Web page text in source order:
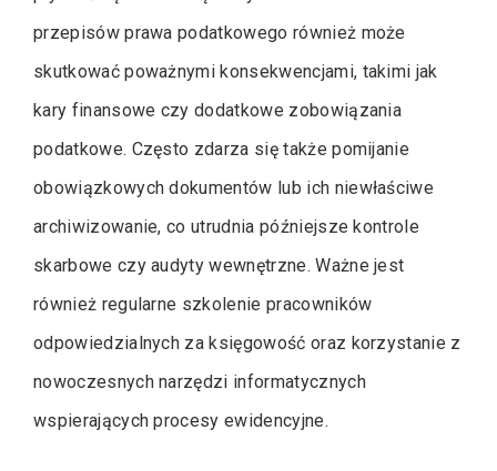
przepisów prawa podatkowego również może
skutkować poważnymi konsekwencjami, takimi jak
kary finansowe czy dodatkowe zobowiązania
podatkowe. Często zdarza się także pomijanie
obowiązkowych dokumentów lub ich niewłaściwe
archiwizowanie, co utrudnia późniejsze kontrole
skarbowe czy audyty wewnętrzne. Ważne jest
również regularne szkolenie pracowników
odpowiedzialnych za księgowość oraz korzystanie z
nowoczesnych narzędzi informatycznych
wspierających procesy ewidencyjne.